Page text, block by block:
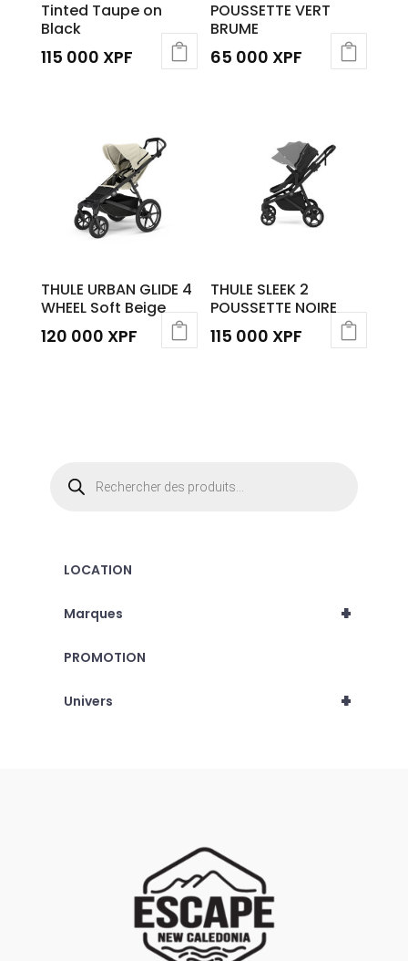
Tinted Taupe on
Black
115 000 XPF
POUSSETTE VERT
BRUME
65 000 XPF
THULE URBAN GLIDE 4
WHEEL Soft Beige
120 000 XPF
THULE SLEEK 2
POUSSETTE NOIRE
115 000 XPF
produits
LOCATION
+
Marques
PROMOTION
+
Univers